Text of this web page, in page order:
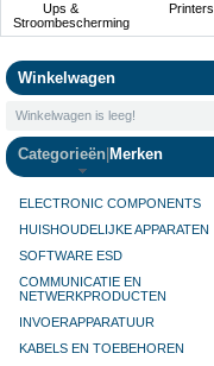
Ups &
Stroombescherming
Printers
Winkelwagen
Winkelwagen is leeg!
Categorieën Merken
ELECTRONIC COMPONENTS
HUISHOUDELIJKE APPARATEN
SOFTWARE ESD
COMMUNICATIE EN
NETWERKPRODUCTEN
INVOERAPPARATUUR
KABELS EN TOEBEHOREN